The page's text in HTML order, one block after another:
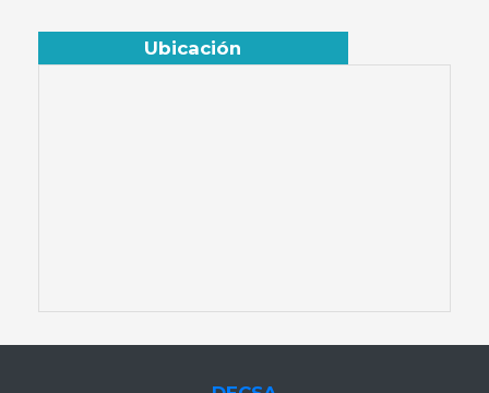
Ubicación